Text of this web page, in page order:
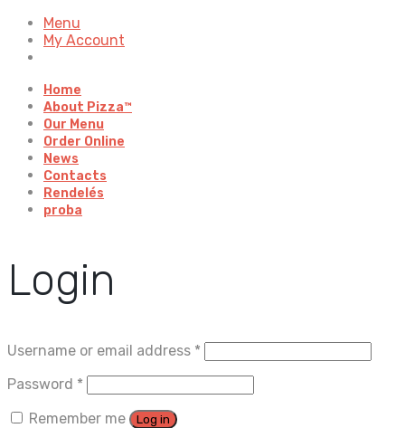
Menu
My Account
Home
About Pizza™
Our Menu
Order Online
News
Contacts
Rendelés
proba
Login
Username or email address *
Password *
Remember me
Log in